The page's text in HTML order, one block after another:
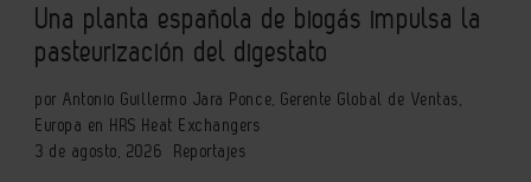
Una planta española de biogás impulsa la
pasteurización del digestato
por Antonio Guillermo Jara Ponce, Gerente Global de Ventas,
Europa en HRS Heat Exchangers
3 de agosto, 2026
Reportajes